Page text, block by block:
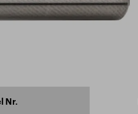
ISO 9001:2015
Nr.